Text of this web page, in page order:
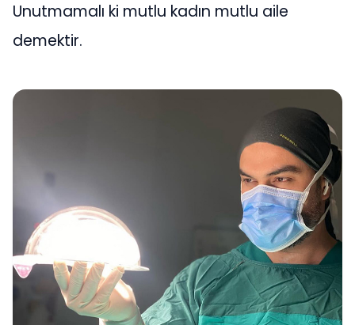
Unutmamalı ki mutlu kadın mutlu aile
demektir.